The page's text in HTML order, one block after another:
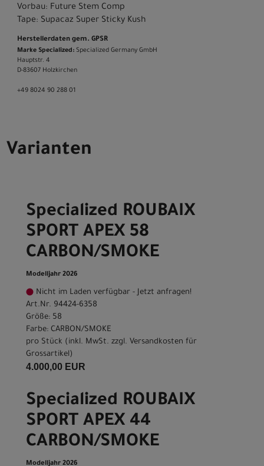
Vorbau: Future Stem Comp
Tape: Supacaz Super Sticky Kush
Herstellerdaten gem. GPSR
Marke Specialized: Specialized Germany GmbH
Hauptstr. 4
D-83607 Holzkirchen
+49 8024 90 288 01
Varianten
Specialized ROUBAIX
SPORT APEX 58
CARBON/SMOKE
Modelljahr 2026
Nicht im Laden verfügbar - Jetzt anfragen!
Art.Nr. 94424-6358
Größe: 58
Farbe: CARBON/SMOKE
pro Stück (inkl. MwSt. zzgl. Versandkosten für
Grossartikel)
4.000,00 EUR
Specialized ROUBAIX
SPORT APEX 44
CARBON/SMOKE
Modelljahr 2026